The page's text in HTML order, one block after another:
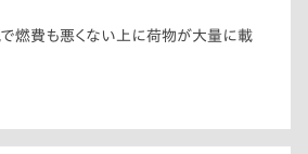
燃費も悪くない上に荷物が大量に載